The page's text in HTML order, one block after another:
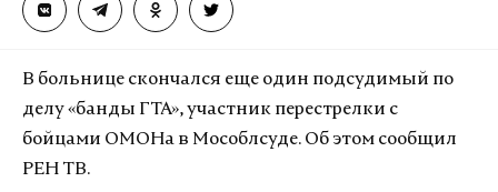
В больнице скончался еще один подсудимый по
делу «банды ГТА», участник перестрелки с
бойцами ОМОНа в Мособлсуде. Об этом сообщил
РЕН ТВ.